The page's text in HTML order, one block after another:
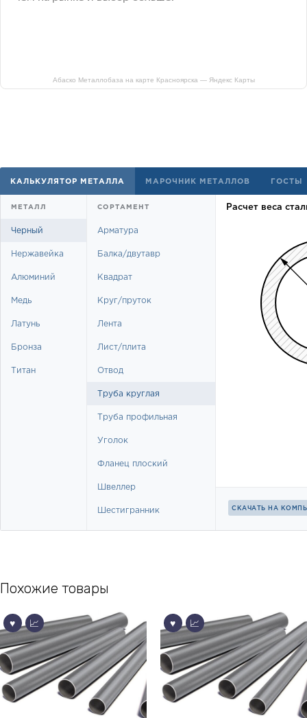
Абаско Металлобаза на карте Красноярска — Яндекс Карты
Похожие товары